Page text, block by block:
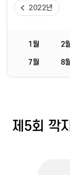
2022년
1월 2
7월 8
제5회 깍